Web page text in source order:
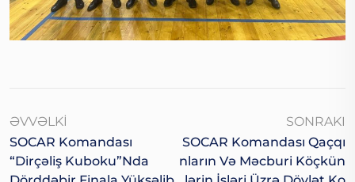
ƏVVƏLKI
SOCAR Komandası
“Dirçəliş Kuboku”nda
SONRAKI
SOCAR Komandası Qaçqı
Nların Və Məcburi Köçkün